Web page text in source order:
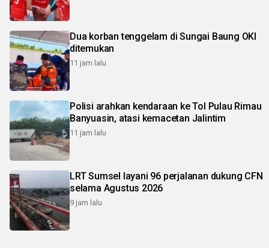
Dua korban tenggelam di Sungai Baung OKI
ditemukan
11 jam lalu
Polisi arahkan kendaraan ke Tol Pulau Rimau
Banyuasin, atasi kemacetan Jalintim
11 jam lalu
LRT Sumsel layani 96 perjalanan dukung CFN
selama Agustus 2026
9 jam lalu